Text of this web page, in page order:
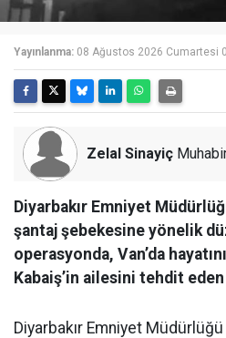
Yayınlanma: 08 Ağustos 2026 Cumartesi
Zelal Sinayiç
Diyarbakır Emniyet
şantaj şebekesine yönelik
operasyonda, Van’da
Kabaiş’in ailesini tehdit
Diyarbakır Emniyet